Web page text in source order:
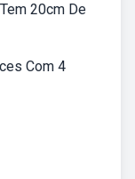
20cm De
Com 4